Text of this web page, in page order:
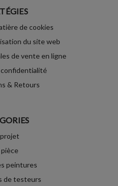
de cookies
du site web
de vente en ligne
& Retours
pièce
peintures
de testeurs